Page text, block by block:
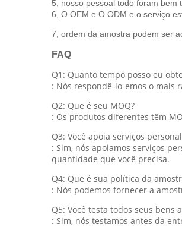
5, nosso pessoal todo foram bem
6, O OEM e O ODM e o serviço
7, ordem da amostra podem ser
FAQ
Q1: Quanto tempo posso eu
: Nós respondê-lo-emos o mais
Q2: Que é seu MOQ?
: Os produtos diferentes têm
Q3: Você apoia serviços
: Sim, nós apoiamos serviços
quantidade que você precisa.
Q4: Que é sua política da
: Nós podemos fornecer a
Q5: Você testa todos seus bens
: Sim, nós testamos antes da